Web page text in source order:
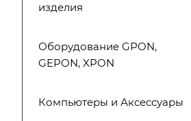
изделия
Оборудование GPON,
GEPON, XPON
Компьютеры и Аксессуары